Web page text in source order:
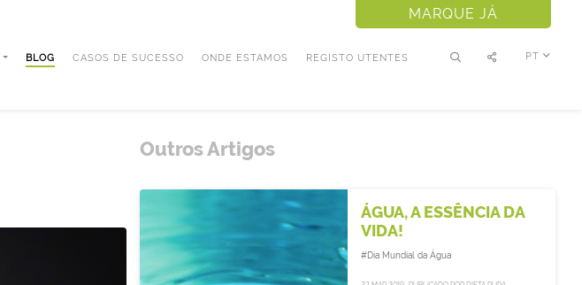
BLOG CASOS DE SUCESSO ONDE ESTAMOS REGISTO UTENTES PT
MARQUE JÁ
Outros Artigos
ÁGUA, A ESSÊNCIA DA
VIDA!
#Dia Mundial da Água